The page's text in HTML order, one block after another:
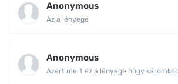
Anonymous
Az a lényege
Anonymous
Azert mert ez a lényege hogy